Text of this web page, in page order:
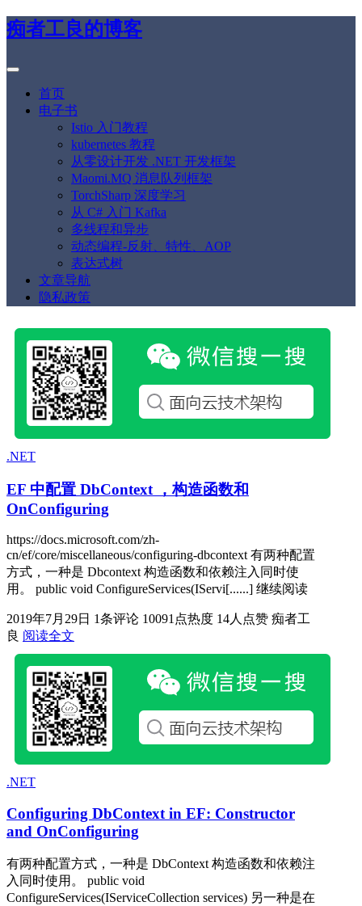
痴者工良的博客
首页
电子书
Istio 入门教程
kubernetes 教程
从零设计开发 .NET 开发框架
Maomi.MQ 消息队列框架
TorchSharp 深度学习
从 C# 入门 Kafka
多线程和异步
动态编程-反射、特性、AOP
表达式树
文章导航
隐私政策
.NET
EF 中配置 DbContext ，构造函数和
OnConfiguring
https://docs.microsoft.com/zh-
cn/ef/core/miscellaneous/configuring-dbcontext 有两种配置
方式，一种是 Dbcontext 构造函数和依赖注入同时使
用。 public void ConfigureServices(IServi[......] 继续阅读
2019年7月29日 1条评论 10091点热度 14人点赞 痴者工
良 阅读全文
.NET
Configuring DbContext in EF: Constructor
and OnConfiguring
有两种配置方式，一种是 DbContext 构造函数和依赖注
入同时使用。 public void
ConfigureServices(IServiceCollection services) 另一种是在